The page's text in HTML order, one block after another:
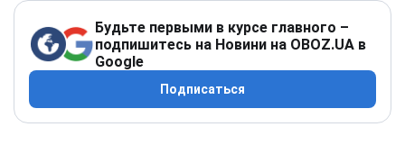
Будьте первыми в курсе главного –
подпишитесь на Новини на OBOZ.UA в
Google
Подписаться